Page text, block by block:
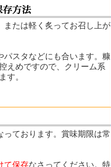
または軽く炙ってお召し上が
パスタなどにも合います。糠
えめですので、クリーム系
す。
ております。賞味期限は常
て保存なさってください。特